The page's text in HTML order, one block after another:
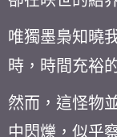
唯獨墨梟知曉
時，時間充裕
然而，這怪物
中閃爍，似乎